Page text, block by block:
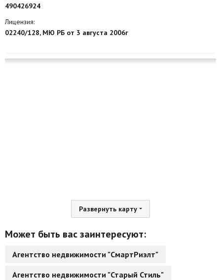
490426924
Лицензия:
02240/128, МЮ РБ от 3 августа 2006г
Развернуть карту
Может быть вас заинтересуют:
Агентство недвижимости "СмартРиэлт"
Агентство недвижимости "Старый Стиль"